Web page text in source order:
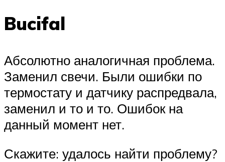
Bucifal
Абсолютно аналогичная проблема.
Заменил свечи. Были ошибки по
термостату и датчику распредвала,
заменил и то и то. Ошибок на
данный момент нет.
Скажите: удалось найти проблему?